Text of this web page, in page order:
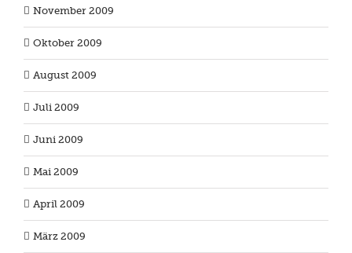
November 2009
Oktober 2009
August 2009
Juli 2009
Juni 2009
Mai 2009
April 2009
März 2009